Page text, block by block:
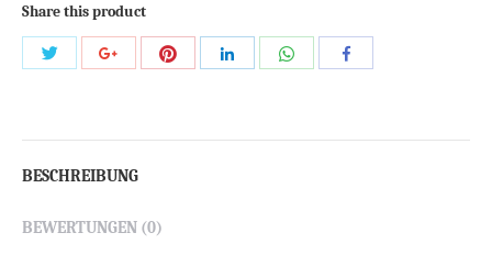
Share this product
Share
Share
Share
Share
Share
BESCHREIBUNG
BEWERTUNGEN (0)